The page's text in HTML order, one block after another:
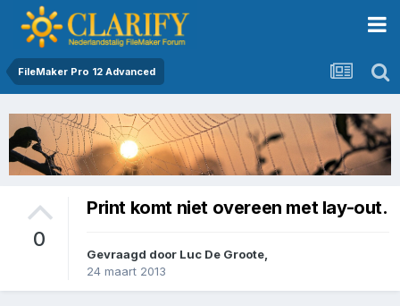
FileMaker Pro 12 Advanced
0
Print komt niet overeen met lay-out.
Gevraagd door Luc De Groote
24 maart 2013